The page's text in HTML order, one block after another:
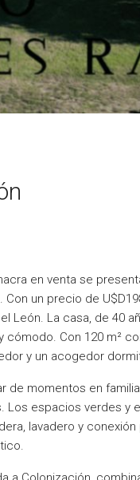
en venta se
un precio de
León. La casa, de 40
Con 120 m²
y un acogedor
de momentos en
espacios verdes y
lavadero y conexión